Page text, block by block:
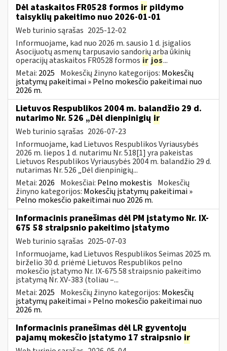
Dėl ataskaitos FR0528 formos ir pildymo
taisyklių pakeitimo nuo 2026-01-01
Web turinio sąrašas 2025-12-02
Informuojame, kad nuo 2026 m. sausio 1 d. įsigalios
Asocijuotų asmenų tarpusavio sandorių arba ūkinių
operacijų ataskaitos FR0528 formos ir jos...
Metai: 2025 Mokesčių žinyno kategorijos: Mokesčių
įstatymų pakeitimai » Pelno mokesčio pakeitimai nuo
2026 m.
Lietuvos Respublikos 2004 m. balandžio 29 d.
nutarimo Nr. 526 „Dėl dienpinigių ir
Web turinio sąrašas 2026-07-23
Informuojame, kad Lietuvos Respublikos Vyriausybės
2026 m. liepos 1 d. nutarimu Nr. 518[1] yra pakeistas
Lietuvos Respublikos Vyriausybės 2004 m. balandžio 29 d.
nutarimas Nr. 526 „Dėl dienpinigių...
Metai: 2026 Mokesčiai: Pelno mokestis Mokesčių
žinyno kategorijos: Mokesčių įstatymų pakeitimai »
Pelno mokesčio pakeitimai nuo 2026 m.
Informacinis pranešimas dėl PM įstatymo Nr. IX-
675 58 straipsnio pakeitimo įstatymo
Web turinio sąrašas 2025-07-03
Informuojame, kad Lietuvos Respublikos Seimas 2025 m.
birželio 30 d. priėmė Lietuvos Respublikos pelno
mokesčio įstatymo Nr. IX-675 58 straipsnio pakeitimo
įstatymą Nr. XV-383 (toliau –...
Metai: 2025 Mokesčių žinyno kategorijos: Mokesčių
įstatymų pakeitimai » Pelno mokesčio pakeitimai nuo
2026 m.
Informacinis pranešimas dėl LR gyventojų
pajamų mokesčio įstatymo 17 straipsnio ir